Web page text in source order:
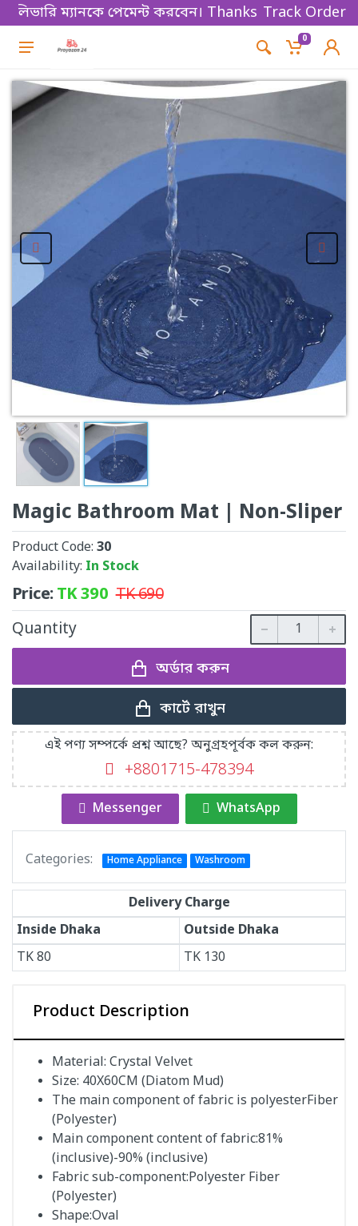
ম্যানকে পেমেন্ট করবেন। Thanks for shopping!
Track Order
0
Magic Bathroom Mat | Non-Sliper
Product Code: 30
Availability: In Stock
Price:TK390 TK690
Quantity
অর্ডার করুন
কার্টে রাখুন
এই পণ্য সম্পর্কে প্রশ্ন আছে? অনুগ্রহপূর্বক কল করুন:
+8801715-478394
Messenger WhatsApp
Categories: Home Appliance Washroom
Delivery Charge
Inside Dhaka
Outside Dhaka
TK80 TK 130
Product Description
Material: Crystal Velvet
Size: 40X60CM (Diatom Mud)
The main component of fabric is polyesterFiber
(Polyester)
Main component content of fabric:81%
(inclusive)-90% (inclusive)
Fabric sub-component:Polyester Fiber
(Polyester)
Shape:Oval